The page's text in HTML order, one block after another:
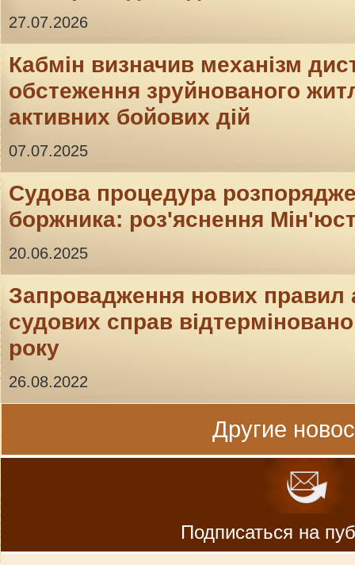
27.07.2026
Кабмін визначив механізм
обстеження зруйнованого
активних бойових дій
07.07.2025
Судова процедура
боржника: роз'яснення
20.06.2025
Запровадження нових правил
судових справ
року
26.08.2022
Другие
Подписаться на